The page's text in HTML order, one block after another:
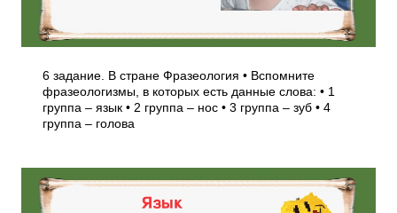
6 задание. В стране Фразеология • Вспомните
фразеологизмы, в которых есть данные слова: • 1
группа – язык • 2 группа – нос • 3 группа – зуб • 4
группа – голова